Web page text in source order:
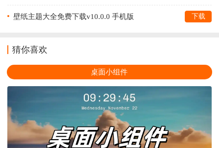
壁纸主题大全免费下载v10.0.0 手机版 下载
猜你喜欢
桌面小组件